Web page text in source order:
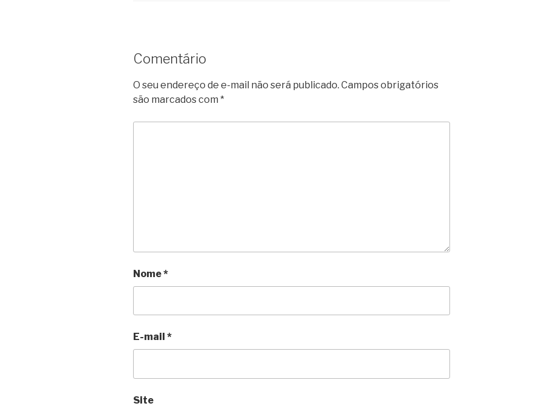
Comentário
O seu endereço de e-mail não será publicado. Campos obrigatórios
são marcados com *
Nome*
E-mail *
Site